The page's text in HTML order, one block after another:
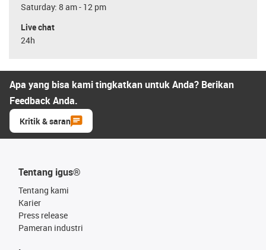
Saturday: 8 am - 12 pm
Live chat
24h
Apa yang bisa kami tingkatkan untuk Anda? Berikan
Feedback Anda.
Kritik & saran
Tentang igus®
Tentang kami
Karier
Press release
Pameran industri